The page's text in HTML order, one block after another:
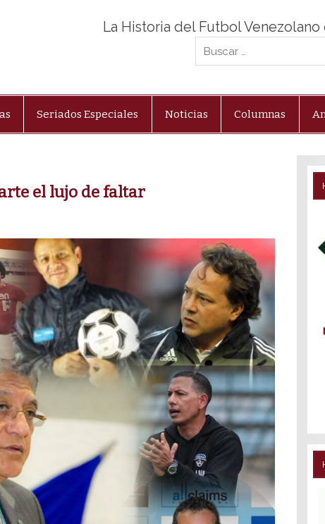
La Historia del Futbol
Seriados Especiales Noticias Columnas
el lujo de faltar